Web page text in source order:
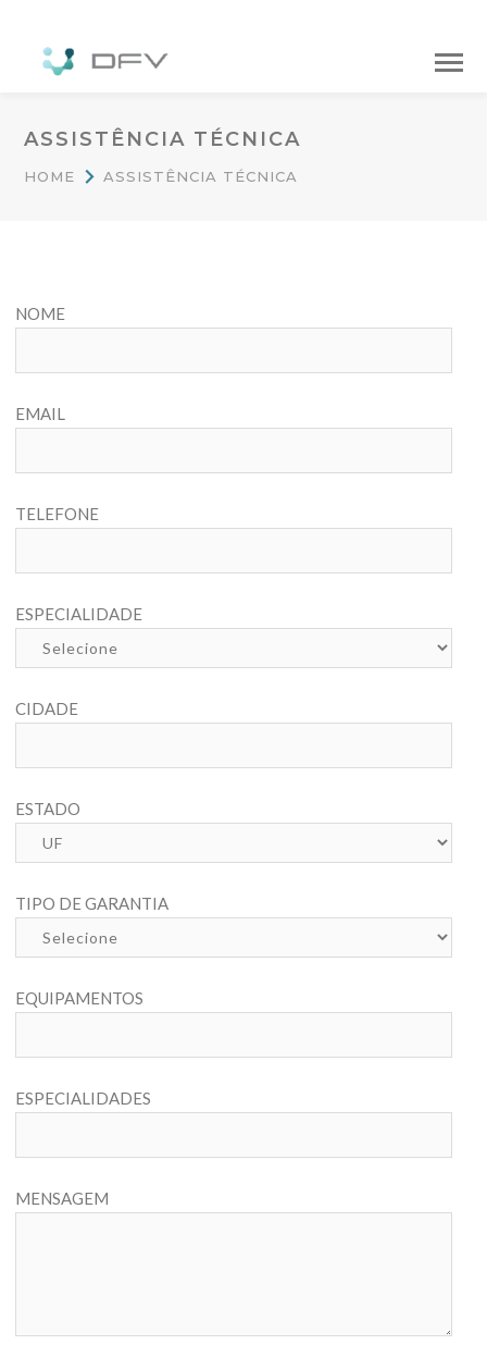
ASSISTÊNCIA TÉCNICA
HOME ASSISTÊNCIA TÉCNICA
NOME
EMAIL
TELEFONE
ESPECIALIDADE
CIDADE
ESTADO
TIPO DE GARANTIA
EQUIPAMENTOS
ESPECIALIDADES
MENSAGEM